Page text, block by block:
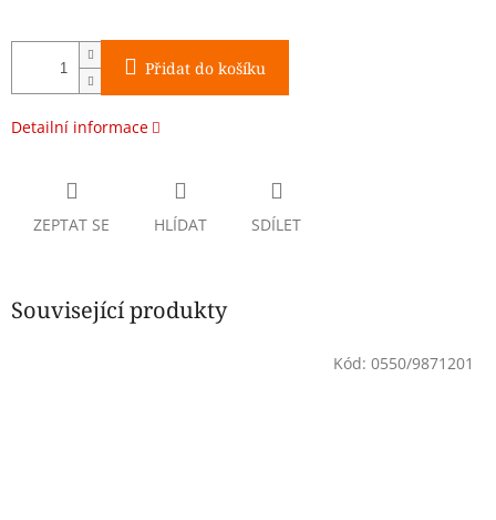
Přidat do košíku
Detailní informace
ZEPTAT SE HLÍDAT SDÍLET
Související produkty
Kód: 0550/9871201